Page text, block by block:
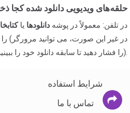
حلقه‌های ویدیویی دانلود شده کجا
در تلفن: معمولاً در پوشه دانلودها یا
خود را باز کنید و Ctrl + J را فشار دهید تا سابقه دانلود خود را ببینید).
شرایط استفاده
تماس با ما